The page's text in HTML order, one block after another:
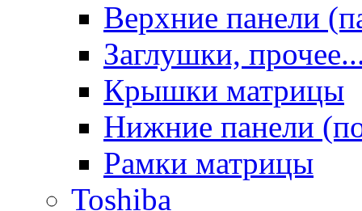
Верхние панели
Заглушки,
Крышки матрицы
Нижние панели
Рамки матрицы
Toshiba